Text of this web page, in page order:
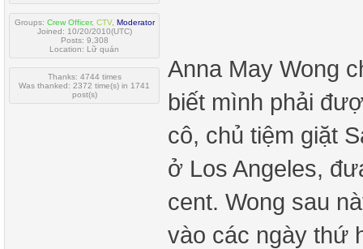
Groups: Crew Officer, CTV, Moderator
Joined: 10/20/2010(UTC)
Posts: 9,308
Location: Lữ quán
Thanks: 4744 times
Was thanked: 2372 time(s) in 1741
post(s)
Anna May Wong
biết mình phải
cô, chủ tiệm giặt
ở Los Angeles,
cent. Wong sau
vào các ngày thứ